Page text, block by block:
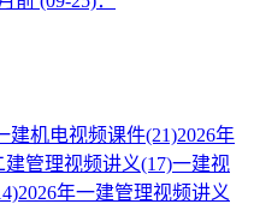
建机电视频课件(21)2026年
建管理视频讲义(17)一建视
2026年一建管理视频讲义